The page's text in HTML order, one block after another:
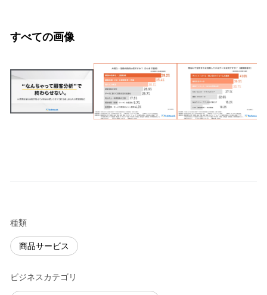
すべての画像
種類
商品サービス
ビジネスカテゴリ